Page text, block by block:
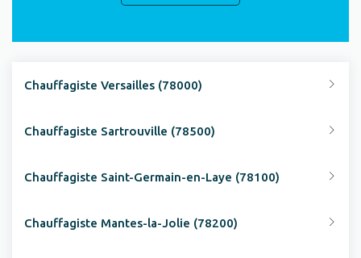
Chauffagiste Versailles (78000)
Chauffagiste Sartrouville (78500)
Chauffagiste Saint-Germain-en-Laye (78100)
Chauffagiste Mantes-la-Jolie (78200)